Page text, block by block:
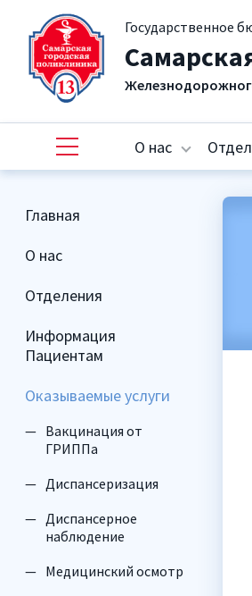
Государственное
О нас
Главная
О нас
Отделения
Информация
Пациентам
Оказываемые услуги
Вакцинация от
ГРИППа
Диспансеризация
Диспансерное
наблюдение
Медицинский осмотр